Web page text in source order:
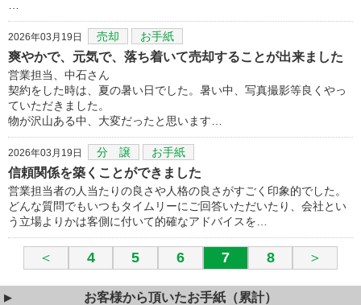
2026年03月19日 売却 お手紙
爽やかで、元気で、落ち着いて売却することが出来ました
営業担当、中石さん
契約をした時は、夏の暑い日でした。暑い中、写真撮影等良くやっ
ていただきました。
物が沢山ある中、大変だったと思います…
2026年03月19日 分 譲 お手紙
信頼関係を築くことができました
営業担当者の人当たりの良さや人格の良さがすごく印象的でした。
どんな質問でもいつもタイムリーにご回答いただいたり、会社とい
う立場よりかは客側に付いて的確なアドバイスを…
＜ 4 5 6 7 8 ＞
お客様から頂いたお手紙（累計）